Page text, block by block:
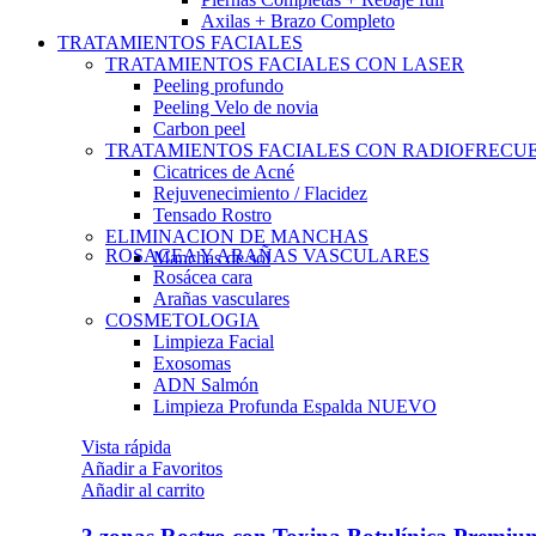
Axilas + Brazo Completo
TRATAMIENTOS FACIALES
TRATAMIENTOS FACIALES CON LASER
Peeling profundo
Peeling Velo de novia
Carbon peel
TRATAMIENTOS FACIALES CON
Cicatrices de Acné
Rejuvenecimiento / Flacidez
Tensado Rostro
ELIMINACION DE MANCHAS
Manchas de sol
ROSACEA Y ARAÑAS VASCULARES
Rosácea cara
Arañas vasculares
COSMETOLOGIA
Limpieza Facial
Exosomas
ADN Salmón
Limpieza Profunda Espalda NUEVO
Vista rápida
Añadir a Favoritos
Añadir al carrito